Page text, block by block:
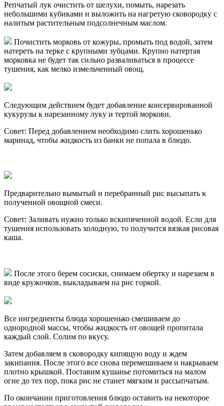
Репчатый лук очистить от шелухи, помыть, нарезать
небольшими кубиками и выложить на нагретую сковородку с
налитым растительным подсолнечным маслом.
Почистить морковь от кожуры, промыть под водой, затем
натереть на терке с крупными зубцами. Крупно натертая
морковка не будет так сильно разваливаться в процессе
тушения, как мелко измельченный овощ.
Следующим действием будет добавление консервированной
кукурузы к нарезанному луку и тертой моркови.
Совет: Перед добавлением необходимо слить хорошенько
маринад, чтобы жидкость из банки не попала в блюдо.
Предварительно вымытый и перебранный рис высыпать к
полученной овощной смеси.
Совет: Заливать нужно только вскипяченной водой. Если для
тушения использовать холодную, то получится вязкая рисовая
каша.
После этого берем сосиски, снимаем обертку и нарезаем в
виде кружочков, выкладываем на рис горкой.
Все ингредиенты блюда хорошенько смешиваем до
однородной массы, чтобы жидкость от овощей пропитала
каждый слой. Солим по вкусу.
Затем добавляем в сковородку кипящую воду и ждем
закипания. После этого все снова перемешиваем и накрываем
плотно крышкой. Поставим кушанье потомиться на малом
огне до тех пор, пока рис не станет мягким и рассыпчатым.
По окончании приготовления блюдо оставить на некоторое